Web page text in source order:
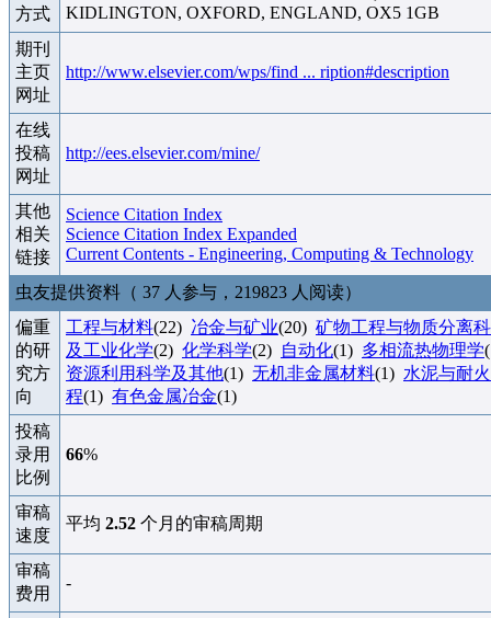
方式
KIDLINGTON, OXFORD, ENGLAND, OX5 1GB
期刊
主页
网址
http://www.elsevier.com/wps/find ... ription#description
在线
投稿
网址
http://ees.elsevier.com/mine/
其他
相关
链接
Science Citation Index
Science Citation Index Expanded
Current Contents - Engineering, Computing & Technology
虫友提供资料（ 37 人参与，219823 人阅读）
偏重
的研
究方
向
工程与材料(22) 冶金与矿业(20) 矿物工程与物质分离
及工业化学(2) 化学科学(2) 自动化(1) 多相流热物理学
资源利用科学及其他(1) 无机非金属材料(1) 水泥与耐
程(1) 有色金属冶金(1)
投稿
录用
比例
66%
审稿
速度
平均 2.52 个月的审稿周期
审稿
费用
-